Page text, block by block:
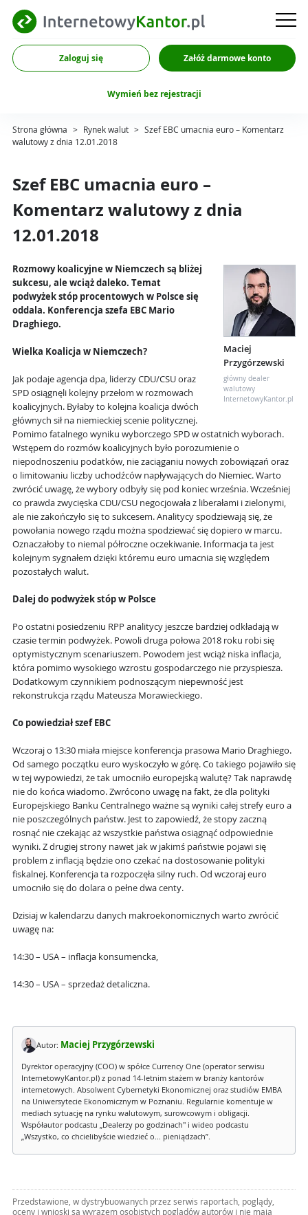
Zaloguj się Załóż darmowe konto
Wymień bez rejestracji
Strona główna > Rynek walut > Szef EBC umacnia euro – Komentarz
walutowy z dnia 12.01.2018
Szef EBC umacnia euro –
Komentarz walutowy z dnia
12.01.2018
Maciej
Przygórzewski
główny dealer
walutowy
InternetowyKantor.pl
Rozmowy koalicyjne w Niemczech są bliżej
sukcesu, ale wciąż daleko. Temat
podwyżek stóp procentowych w Polsce się
oddala. Konferencja szefa EBC Mario
Draghiego.
Wielka Koalicja w Niemczech?
Jak podaje agencja dpa, liderzy CDU/CSU oraz
SPD osiągnęli kolejny przełom w rozmowach
koalicyjnych. Byłaby to kolejna koalicja dwóch
głównych sił na niemieckiej scenie politycznej.
Pomimo fatalnego wyniku wyborczego SPD w ostatnich wyborach.
Wstępem do rozmów koalicyjnych było porozumienie o
niepodnoszeniu podatków, nie zaciąganiu nowych zobowiązań oraz
o limitowaniu liczby uchodźców napływających do Niemiec. Warto
zwrócić uwagę, że wybory odbyły się pod koniec września. Wcześniej
co prawda zwycięska CDU/CSU negocjowała z liberałami i zielonymi,
ale nie zakończyło się to sukcesem. Analitycy spodziewają się, że
powołania nowego rządu można spodziewać się dopiero w marcu.
Oznaczałoby to niemal półroczne oczekiwanie. Informacja ta jest
kolejnym sygnałem dzięki któremu euro umacnia się względem
pozostałych walut.
Dalej do podwyżek stóp w Polsce
Po ostatni posiedzeniu RPP analitycy jeszcze bardziej odkładają w
czasie termin podwyżek. Powoli druga połowa 2018 roku robi się
optymistycznym scenariuszem. Powodem jest wciąż niska inflacja,
która pomimo wysokiego wzrostu gospodarczego nie przyspiesza.
Dodatkowym czynnikiem podnoszącym niepewność jest
rekonstrukcja rządu Mateusza Morawieckiego.
Co powiedział szef EBC
Wczoraj o 13:30 miała miejsce konferencja prasowa Mario Draghiego.
Od samego początku euro wyskoczyło w górę. Co takiego pojawiło się
w tej wypowiedzi, że tak umocniło europejską walutę? Tak naprawdę
nie do końca wiadomo. Zwrócono uwagę na fakt, że dla polityki
Europejskiego Banku Centralnego ważne są wyniki całej strefy euro a
nie poszczególnych państw. Jest to zapowiedź, że stopy zaczną
rosnąć nie czekając aż wszystkie państwa osiągnąć odpowiednie
wyniki. Z drugiej strony nawet jak w jakimś państwie pojawi się
problem z inflacją będzie ono czekać na dostosowanie polityki
fiskalnej. Konferencja ta rozpoczęła silny ruch. Od wczoraj euro
umocniło się do dolara o pełne dwa centy.
Dzisiaj w kalendarzu danych makroekonomicznych warto zwrócić
uwagę na:
14:30 – USA – inflacja konsumencka,
14:30 – USA – sprzedaż detaliczna.
Autor: Maciej Przygórzewski
Dyrektor operacyjny (COO) w spółce Currency One (operator serwisu
InternetowyKantor.pl) z ponad 14-letnim stażem w branży kantorów
internetowych. Absolwent Cybernetyki Ekonomicznej oraz studiów EMBA
na Uniwersytecie Ekonomicznym w Poznaniu. Regularnie komentuje w
mediach sytuację na rynku walutowym, surowcowym i obligacji.
Współautor podcastu „Dealerzy po godzinach" i wideo podcastu
„Wszystko, co chcielibyście wiedzieć o... pieniądzach”.
Przedstawione, w dystrybuowanych przez serwis raportach, poglądy,
oceny i wnioski są wyrazem osobistych poglądów autorów i nie mają